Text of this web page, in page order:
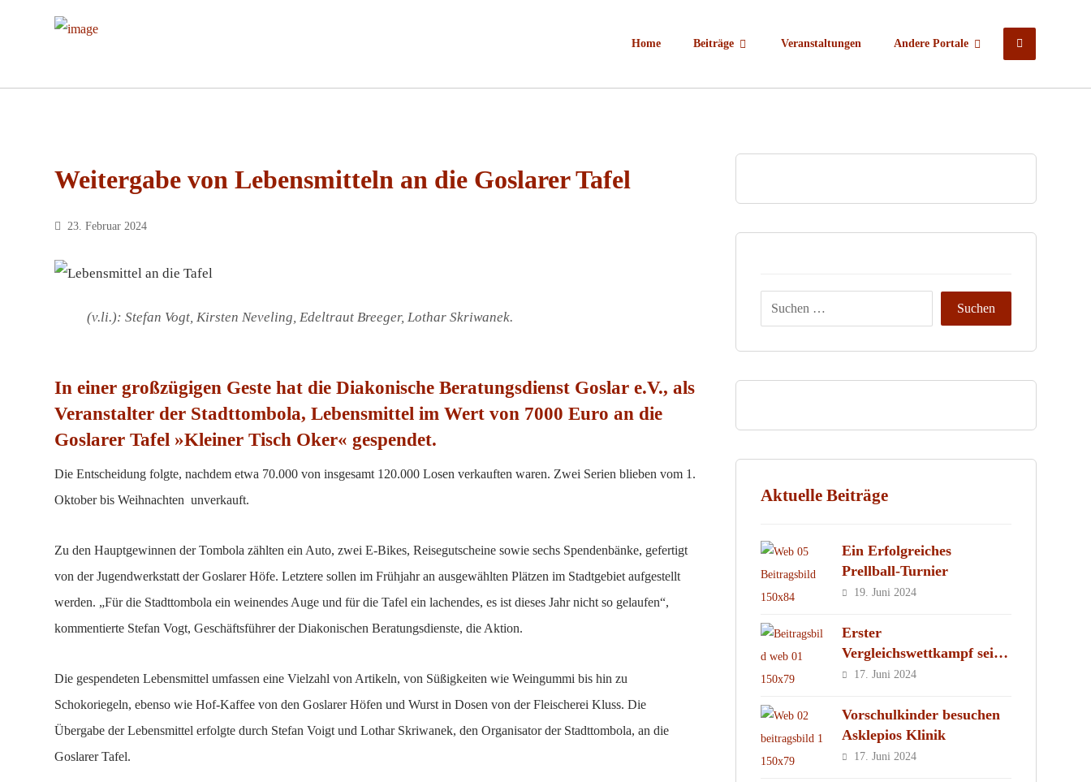
Home Beiträge Veranstaltungen Andere Portale
Weitergabe von Lebensmitteln an die Goslarer Tafel
23. Februar 2024
(v.li.): Stefan Vogt, Kirsten Neveling, Edeltraut Breeger, Lothar Skriwanek.
In einer großzügigen Geste hat die Diakonische Beratungsdienst Goslar e.V., als
Veranstalter der Stadttombola, Lebensmittel im Wert von 7000 Euro an die
Goslarer Tafel »Kleiner Tisch Oker« gespendet.
Die Entscheidung folgte, nachdem etwa 70.000 von insgesamt 120.000 Losen verkauften waren. Zwei Serien blieben vom 1.
Oktober bis Weihnachten unverkauft.
Zu den Hauptgewinnen der Tombola zählten ein Auto, zwei E-Bikes, Reisegutscheine sowie sechs Spendenbänke, gefertigt
von der Jugendwerkstatt der Goslarer Höfe. Letztere sollen im Frühjahr an ausgewählten Plätzen im Stadtgebiet aufgestellt
werden. „Für die Stadttombola ein weinendes Auge und für die Tafel ein lachendes, es ist dieses Jahr nicht so gelaufen“,
kommentierte Stefan Vogt, Geschäftsführer der Diakonischen Beratungsdienste, die Aktion.
Die gespendeten Lebensmittel umfassen eine Vielzahl von Artikeln, von Süßigkeiten wie Weingummi bis hin zu
Schokoriegeln, ebenso wie Hof-Kaffee von den Goslarer Höfen und Wurst in Dosen von der Fleischerei Kluss. Die
Übergabe der Lebensmittel erfolgte durch Stefan Voigt und Lothar Skriwanek, den Organisator der Stadttombola, an die
Goslarer Tafel.
Aktuelle Beiträge
Ein Erfolgreiches
Prellball-Turnier
19. Juni 2024
Erster
Vergleichswettkampf seit
201917. Juni 2024
Vorschulkinder besuchen
Asklepios Klinik
17. Juni 2024